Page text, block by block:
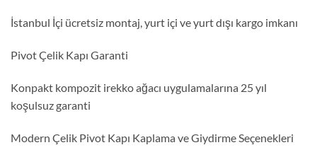
İstanbul İçi ücretsiz montaj, yurt içi ve yurt dışı kargo imkanı
Pivot Çelik Kapı Garanti
Konpakt kompozit irekko ağacı uygulamalarına 25 yıl
koşulsuz garanti
Modern Çelik Pivot Kapı Kaplama ve Giydirme Seçenekleri